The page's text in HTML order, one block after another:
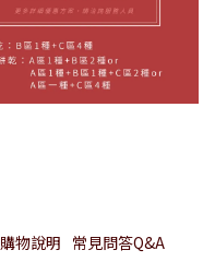
購物說明 常見問答Q&A